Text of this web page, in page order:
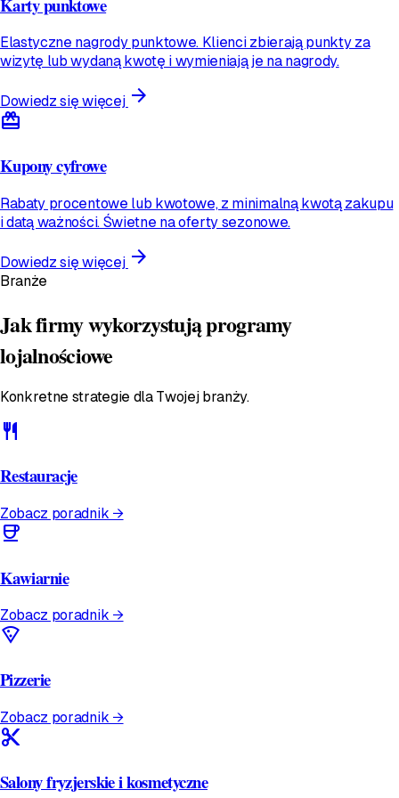
Elastyczne nagrody punktowe. Klienci zbierają punkty za
wizytę lub wydaną kwotę i wymieniają je na nagrody.
Dowiedz się więcej arrow_forward
redeem
Kupony cyfrowe
Rabaty procentowe lub kwotowe, z minimalną kwotą zakupu
i datą ważności. Świetne na oferty sezonowe.
Dowiedz się więcej arrow_forward
Branże
Jak firmy wykorzystują programy
lojalnościowe
Konkretne strategie dla Twojej branży.
restaurant
Restauracje
Zobacz poradnik →
coffee
Kawiarnie
Zobacz poradnik →
local_pizza
Pizzerie
Zobacz poradnik →
content_cut
Salony fryzjerskie i kosmetyczne